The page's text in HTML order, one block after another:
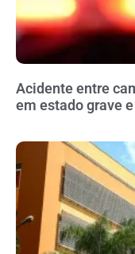
Acidente entre
em estado grave